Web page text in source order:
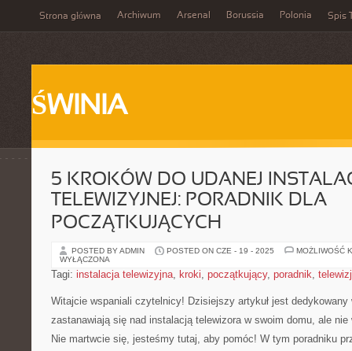
Strona główna Archiwum Arsenal Borussia Polonia Spis
ŚWINIA
5 KROKÓW DO UDANEJ
TELEWIZYJNEJ: PORADNIK DLA
POCZĄTKUJĄCYCH
POSTED BY ADMIN POSTED ON CZE - 19 - 2025
MOŻLIWOŚĆ
WYŁĄCZONA
Tagi: instalacja telewizyjna, kroki, początkujący, poradnik,
Witajcie wspaniali czytelnicy! Dzisiejszy artykuł ⁤jest
zastanawiają się nad ⁤instalacją telewizora w⁣ swoim‌ domu, ale
Nie martwcie się, ⁣jesteśmy tutaj, aby pomóc! W tym poradniku